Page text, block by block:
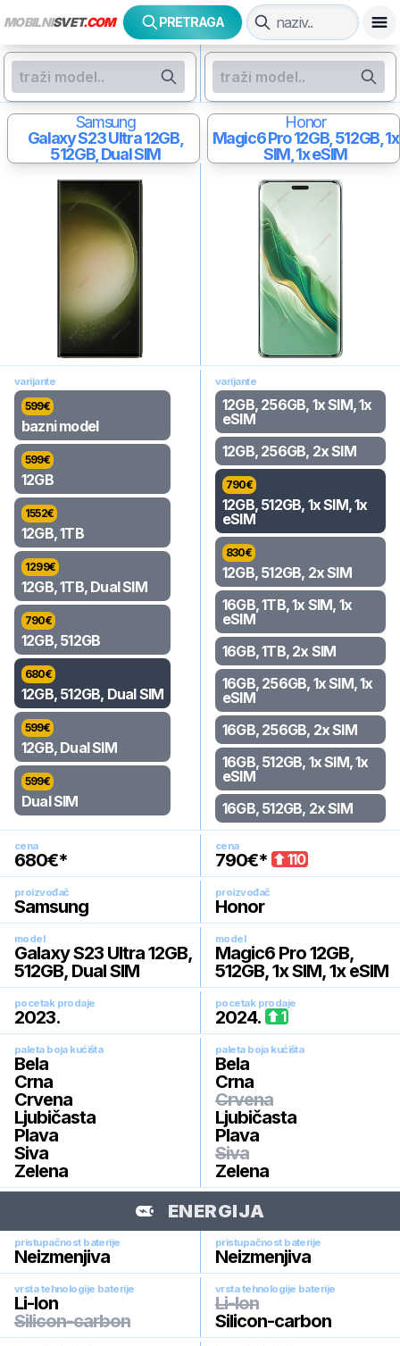
MOBILNISVET.COM PRETRAGA
Samsung
Galaxy S23 Ultra12GB,
512GB, Dual SIM
Honor
Magic6 Pro12GB, 512GB, 1x
SIM, 1x eSIM
varijante
599€
bazni model
599€
12GB
1552€
12GB, 1TB
1299€
12GB, 1TB, Dual SIM
790€
12GB, 512GB
680€
12GB, 512GB, Dual SIM
599€
12GB, Dual SIM
599€
Dual SIM
varijante
12GB, 256GB, 1x SIM, 1x
eSIM
12GB, 256GB, 2x SIM
790€
12GB, 512GB, 1x SIM, 1x
eSIM
830€
12GB, 512GB, 2x SIM
16GB, 1TB, 1x SIM, 1x
eSIM
16GB, 1TB, 2x SIM
16GB, 256GB, 1x SIM, 1x
eSIM
16GB, 256GB, 2x SIM
16GB, 512GB, 1x SIM, 1x
eSIM
16GB, 512GB, 2x SIM
cena
680€*
cena
790€* 110
proizvođač
Samsung
proizvođač
Honor
model
Galaxy S23 Ultra 12GB,
512GB, Dual SIM
model
Magic6 Pro 12GB,
512GB, 1x SIM, 1x eSIM
pocetak prodaje
2023.
pocetak prodaje
2024. 1
paleta boja kućišta
Bela
Crna
Crvena
Ljubičasta
Plava
Siva
Zelena
paleta boja kućišta
Bela
Crna
Crvena
Ljubičasta
Plava
Siva
Zelena
ENERGIJA
pristupačnost baterije
Neizmenjiva
pristupačnost baterije
Neizmenjiva
vrsta tehnologije baterije
Li-Ion
Silicon-carbon
vrsta tehnologije baterije
Li-Ion
Silicon-carbon